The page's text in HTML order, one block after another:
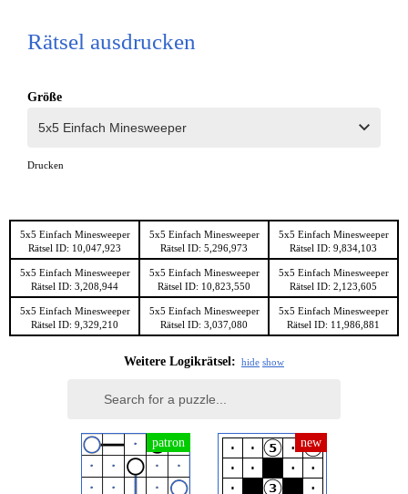
Rätsel ausdrucken
Größe
Drucken
5x5 Einfach Minesweeper
Rätsel ID: 10,047,923
5x5 Einfach Minesweeper
Rätsel ID: 5,296,973
5x5 Einfach Minesweeper
Rätsel ID: 9,834,103
5x5 Einfach Minesweeper
Rätsel ID: 3,208,944
5x5 Einfach Minesweeper
Rätsel ID: 10,823,550
5x5 Einfach Minesweeper
Rätsel ID: 2,123,605
5x5 Einfach Minesweeper
Rätsel ID: 9,329,210
5x5 Einfach Minesweeper
Rätsel ID: 3,037,080
5x5 Einfach Minesweeper
Rätsel ID: 11,986,881
Weitere Logikrätsel: hide show